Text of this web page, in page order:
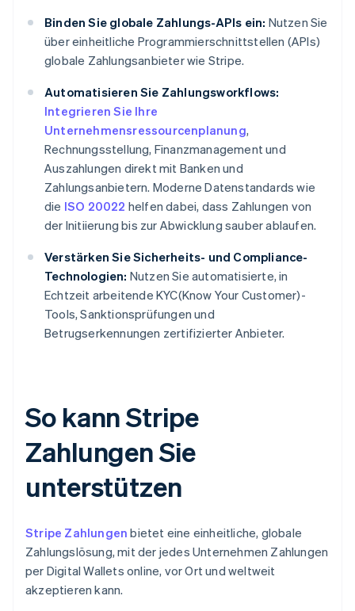
Binden Sie globale Zahlungs-APIs ein: Nutzen Sie
über einheitliche Programmierschnittstellen (APIs)
globale Zahlungsanbieter wie Stripe.
Automatisieren Sie Zahlungsworkflows:
Integrieren Sie Ihre
Unternehmensressourcenplanung,
Rechnungsstellung, Finanzmanagement und
Auszahlungen direkt mit Banken und
Zahlungsanbietern. Moderne Datenstandards wie
die ISO 20022 helfen dabei, dass Zahlungen von
der Initiierung bis zur Abwicklung sauber ablaufen.
Verstärken Sie Sicherheits- und Compliance-
Technologien: Nutzen Sie automatisierte, in
Echtzeit arbeitende KYC(Know Your Customer)-
Tools, Sanktionsprüfungen und
Betrugserkennungen zertifizierter Anbieter.
So kann Stripe
Zahlungen Sie
unterstützen
Stripe Zahlungen bietet eine einheitliche, globale
Zahlungslösung, mit der jedes Unternehmen Zahlungen
per Digital Wallets online, vor Ort und weltweit
akzeptieren kann.